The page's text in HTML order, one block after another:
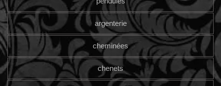
argenterie
cheminées
chenets